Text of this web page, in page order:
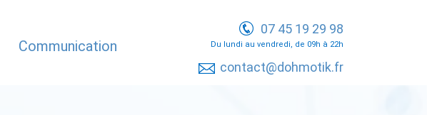
Communication
07 45 19 29 98
Du lundi au vendredi, de 09h à 22h
contact@dohmotik.fr